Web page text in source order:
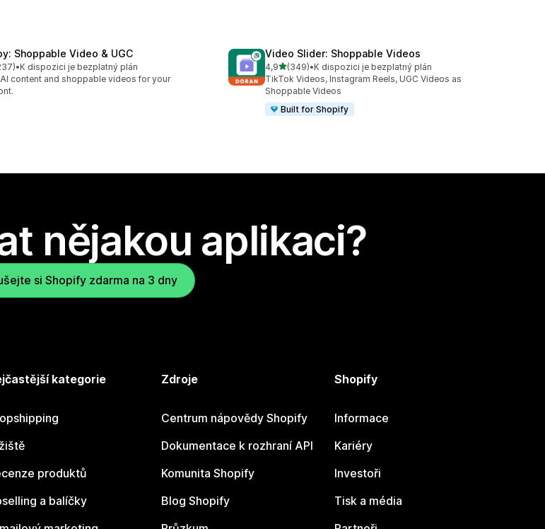
Shoppable Video & UGC
počet recenzí: 237
•K dispozici je bezplatný plán
content and shoppable videos for your
Video Slider: Shoppable Videos
4,9z 5 hvězd
(349)
Celkový počet recenzí: 349
•K dispozici je bezplatný plán
TikTok Videos, Instagram Reels, UGC Videos as
Shoppable Videos
Built for Shopify
nějakou aplikaci?
si Shopify zdarma na 3 dny
kategorie
produktů
a balíčky
Zdroje
Centrum nápovědy Shopify
Dokumentace k rozhraní API
Komunita Shopify
Blog Shopify
Shopify
Informace
Kariéry
Investoři
Tisk a média